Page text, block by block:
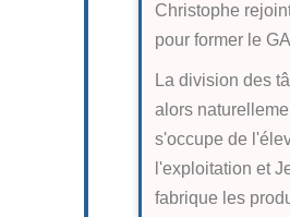
Christophe
pour former le
La division des
alors
s'occupe de
l'exploitation et
fabrique les